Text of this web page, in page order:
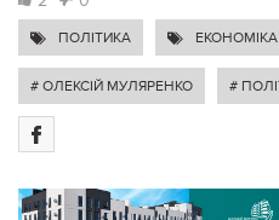
ПОЛІТИКА ЕКОНОМІКА
# ОЛЕКСІЙ МУЛЯРЕНКО #